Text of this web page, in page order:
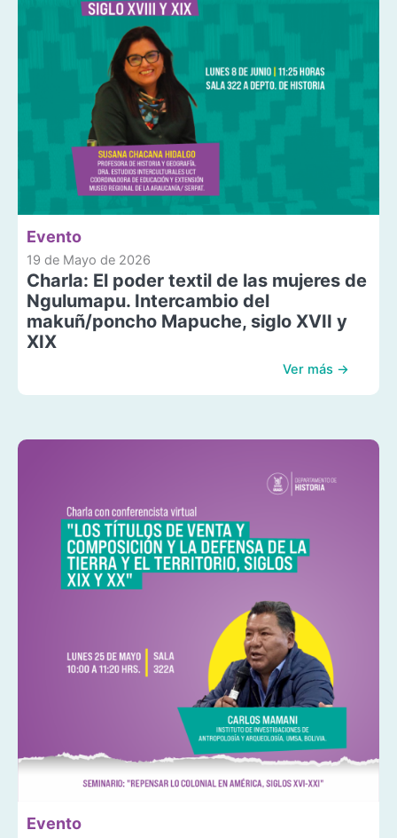
Evento
19 de Mayo de 2026
Charla: El poder textil de las mujeres de
Ngulumapu. Intercambio del
makuñ/poncho Mapuche, siglo XVII y
XIX
Ver más →
Evento